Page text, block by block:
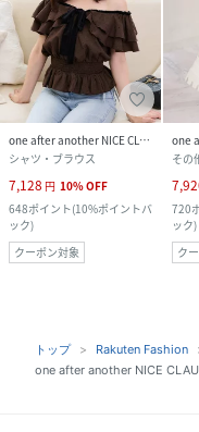
one after another NICE CLAUP
シャツ・ブラウス
7,128 円 10%OFF
648ポイント(10%ポイントバ
ック)
クーポン対象
その
720
ック)
ク
トップ
Rakuten Fashion
one after another NICE